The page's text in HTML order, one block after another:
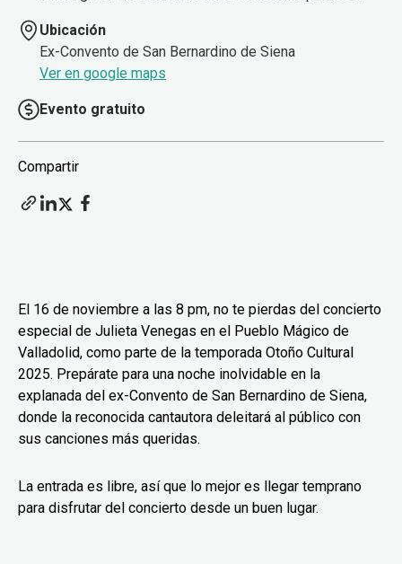
Ubicación
Ex-Convento de San Bernardino de Siena
Ver en google maps
Evento gratuito
Compartir
El 16 de noviembre a las 8 pm, no te pierdas del concierto
especial de Julieta Venegas en el Pueblo Mágico de
Valladolid, como parte de la temporada Otoño Cultural
2025. Prepárate para una noche inolvidable en la
explanada del ex-Convento de San Bernardino de Siena,
donde la reconocida cantautora deleitará al público con
sus canciones más queridas.
La entrada es libre, así que lo mejor es llegar temprano
para disfrutar del concierto desde un buen lugar.